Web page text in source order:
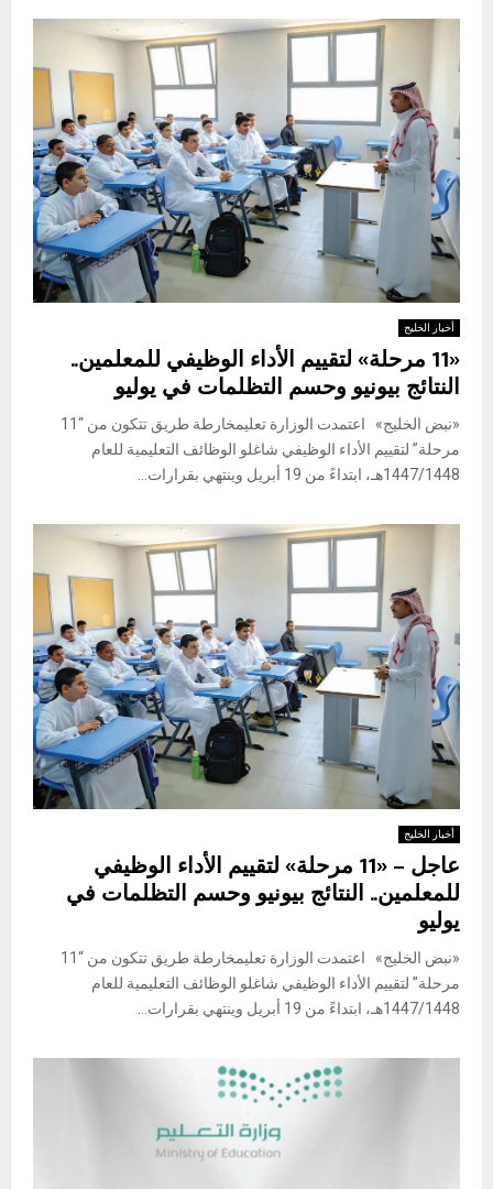
أخبار الخليج
«11 مرحلة» لتقييم الأداء الوظيفي للمعلمين..
النتائج بيونيو وحسم التظلمات في يوليو
«نبض الخليج» اعتمدت الوزارة تعليمخارطة طريق تتكون من “11
مرحلة” لتقييم الأداء الوظيفي شاغلو الوظائف التعليمية للعام
1447/1448هـ، ابتداءً من 19 أبريل وينتهي بقرارات...
أخبار الخليج
عاجل – «11 مرحلة» لتقييم الأداء الوظيفي
للمعلمين.. النتائج بيونيو وحسم التظلمات في
يوليو
«نبض الخليج» اعتمدت الوزارة تعليمخارطة طريق تتكون من “11
مرحلة” لتقييم الأداء الوظيفي شاغلو الوظائف التعليمية للعام
1447/1448هـ، ابتداءً من 19 أبريل وينتهي بقرارات...